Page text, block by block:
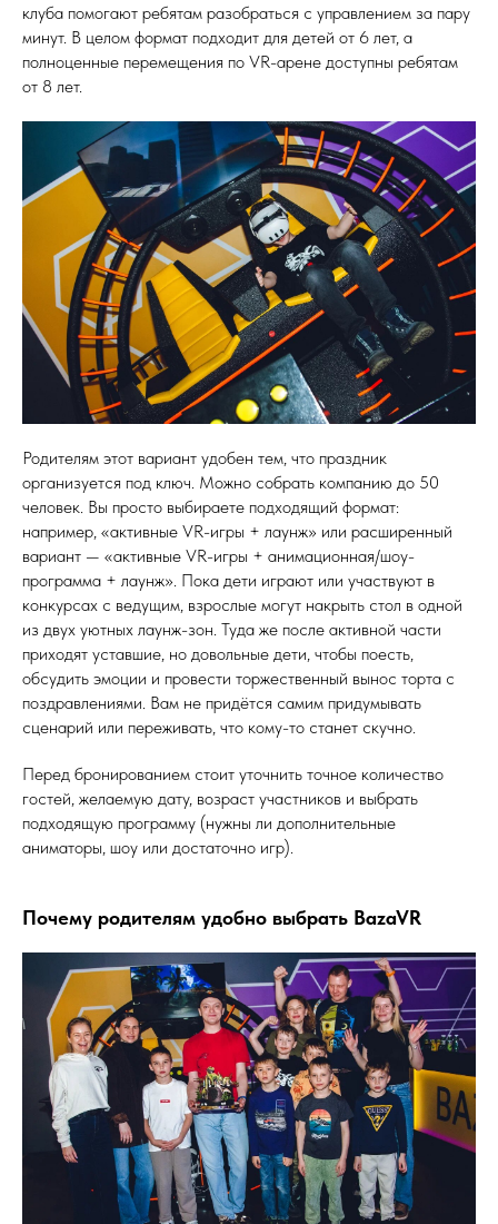
клуба помогают ребятам разобраться с управлением за пару
минут. В целом формат подходит для детей от 6 лет, а
полноценные перемещения по VR-арене доступны ребятам
от 8 лет.
Родителям этот вариант удобен тем, что праздник
организуется под ключ. Можно собрать компанию до 50
человек. Вы просто выбираете подходящий формат:
например, «активные VR-игры + лаунж» или расширенный
вариант — «активные VR-игры + анимационная/шоу-
программа + лаунж». Пока дети играют или участвуют в
конкурсах с ведущим, взрослые могут накрыть стол в одной
из двух уютных лаунж-зон. Туда же после активной части
приходят уставшие, но довольные дети, чтобы поесть,
обсудить эмоции и провести торжественный вынос торта с
поздравлениями. Вам не придётся самим придумывать
сценарий или переживать, что кому-то станет скучно.
Перед бронированием стоит уточнить точное количество
гостей, желаемую дату, возраст участников и выбрать
подходящую программу (нужны ли дополнительные
аниматоры, шоу или достаточно игр).
Почему родителям удобно выбрать BazaVR